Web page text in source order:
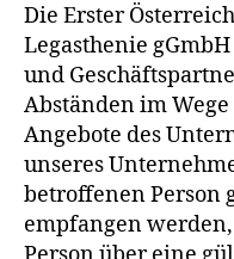
Die Erster
Legasthenie
und
Abständen im
Angebote des
unseres
betroffenen Person
empfangen